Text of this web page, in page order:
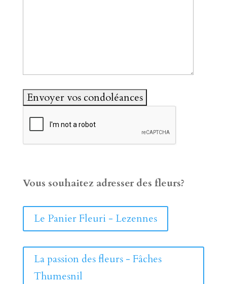
Vous souhaitez adresser des fleurs?
Le Panier Fleuri - Lezennes
La passion des fleurs - Fâches
Thumesnil